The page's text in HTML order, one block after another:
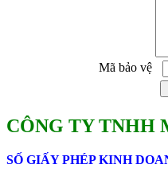
Mã bảo vệ
CÔNG TY TNHH
SỐ GIẤY PHÉP KINH